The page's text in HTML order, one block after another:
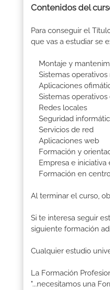
Contenidos del
Para conseguir el
que vas a estudiar se
Montaje y
Sistemas operativos
Aplicaciones
Sistemas operativos
Redes locales
Seguridad
Servicios de red
Aplicaciones web
Formación y
Empresa e iniciativa
Formación en
Al terminar el curso,
Si te interesa seguir
siguiente formación
Cualquier estudio
La Formación
"...necesitamos una